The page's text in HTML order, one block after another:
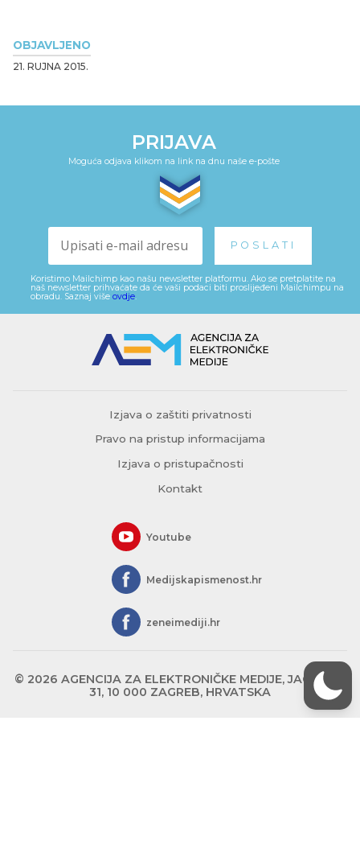
OBJAVLJENO
21. RUJNA 2015.
PRIJAVA
Moguća odjava klikom na link na dnu naše e-pošte
Koristimo Mailchimp kao našu newsletter platformu. Ako se pretplatite na
naš newsletter prihvaćate da će vaši podaci biti proslijeđeni Mailchimpu na
obradu. Saznaj više ovdje.
Izjava o zaštiti privatnosti
Pravo na pristup informacijama
Izjava o pristupačnosti
Kontakt
Youtube
Medijskapismenost.hr
zeneimediji.hr
© 2026 AGENCIJA ZA ELEKTRONIČKE MEDIJE, JAGIĆEVA
31, 10 000 ZAGREB, HRVATSKA